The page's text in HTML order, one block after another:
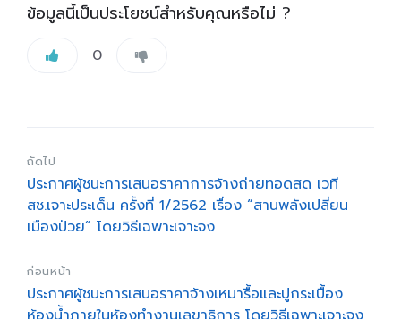
ข้อมูลนี้เป็นประโยชน์สำหรับคุณหรือไม่ ?
0
ถัดไป
ประกาศผู้ชนะการเสนอราคาการจ้างถ่ายทอดสด เวที
สช.เจาะประเด็น ครั้งที่ 1/2562 เรื่อง “สานพลังเปลี่ยน
เมืองป่วย” โดยวิธีเฉพาะเจาะจง
ก่อนหน้า
ประกาศผู้ชนะการเสนอราคาจ้างเหมารื้อและปูกระเบื้อง